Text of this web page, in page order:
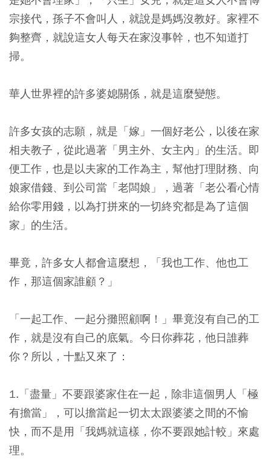
宗接代，孫子不會叫人，就說是媽媽沒教好。家裡不
夠整齊，就說這女人每天在家沒事幹，也不知道打
掃。
華人世界裡的許多婆媳關係，就是這麼變態。
許多女孩的志願，就是「嫁」一個好老公，以後在家
相夫教子，從此過著「男主外、女主內」的生活。即
便工作，也是以夫家的工作為主，幫他打理財務、向
娘家借錢、到公司當「老闆娘」，過著「老公看心情
給你零用錢，以為打拼來的一切終究都是為了這個
家」的生活。
畢竟，許多女人都會這麼想，「我也工作、他也工
作，那這個家誰顧？」
「一起工作、一起分攤照顧啊！」畢竟沒有自己的工
作，就是沒有自己的底氣。今日你葬花，他日誰葬
你？所以，十點又來了：
1.「盡量」不要跟婆家住在一起，除非這個男人「極
有擔當」，可以擔當起一切太太跟婆婆之間的不愉
快，而不是用「我媽就這樣，你不要跟她計較」來處
理。